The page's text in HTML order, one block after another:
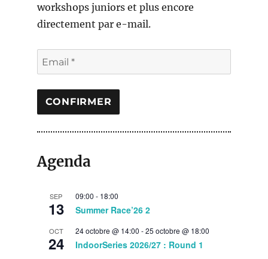
workshops juniors et plus encore
directement par e-mail.
Agenda
SEP
13
09:00 - 18:00
Summer Race’26 2
OCT
24
24 octobre @ 14:00 -25 octobre @ 18:00
IndoorSeries 2026/27 : Round 1